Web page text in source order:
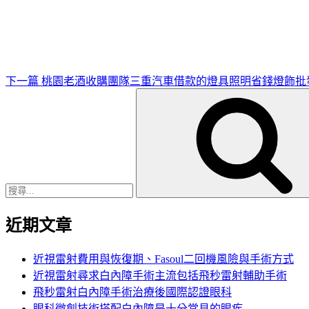
下一篇 桃園老酒收購團隊三重汽車借款的燈具照明省錢燈飾批
近期文章
近視雷射費用與恢復期、Fasoul二回機風險與手術方式
近視雷射尋求白內障手術主流包括飛秒雷射輔助手術
飛秒雷射白內障手術治療後國際認證眼科